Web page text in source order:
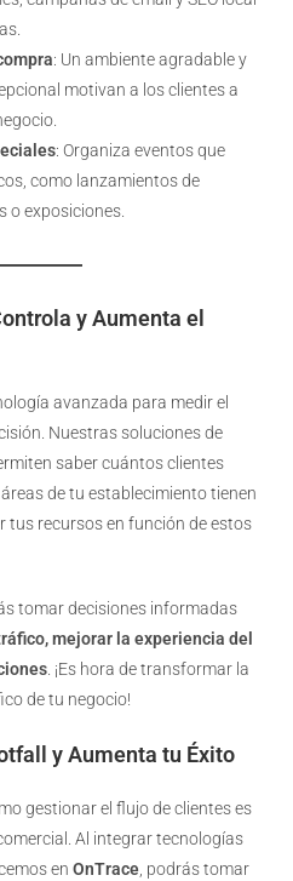
: Un ambiente agradable y
motivan a los clientes a
: Organiza eventos que
como lanzamientos de
o exposiciones.
y Aumenta el
avanzada para medir el
Nuestras soluciones de
saber cuántos clientes
de tu establecimiento tienen
recursos en función de estos
tomar decisiones informadas
mejorar la experiencia del
. ¡Es hora de transformar la
de tu negocio!
y Aumenta tu Éxito
gestionar el flujo de clientes es
Al integrar tecnologías
enOnTrace , podrás tomar